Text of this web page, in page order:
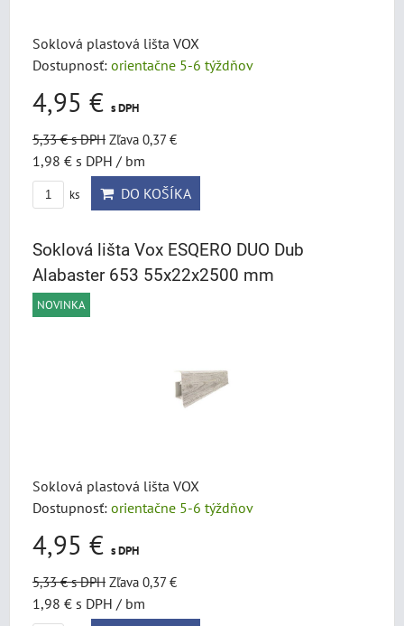
Soklová plastová lišta VOX
Dostupnosť: orientačne 5-6 týždňov
4,95 € s DPH
5,33 €s DPH Zľava 0,37 €
1,98 € s DPH / bm
ks DO KOŠÍKA
Soklová lišta Vox ESQERO DUO Dub
Alabaster 653 55x22x2500 mm
NOVINKA
Soklová plastová lišta VOX
Dostupnosť: orientačne 5-6 týždňov
4,95 € s DPH
5,33 €s DPH Zľava 0,37 €
1,98 € s DPH / bm